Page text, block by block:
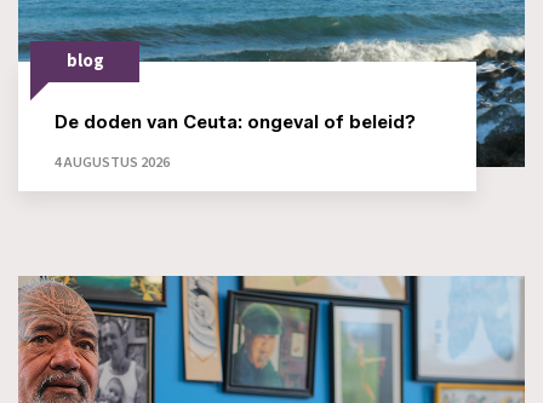
blog
De doden van Ceuta: ongeval of beleid?
4 AUGUSTUS 2026